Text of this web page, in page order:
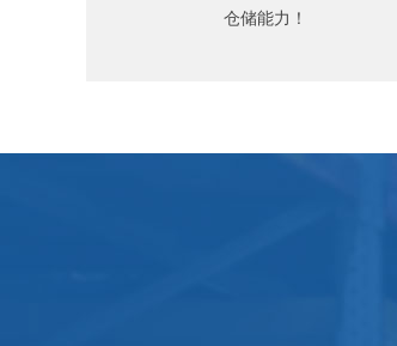
仓储能力！